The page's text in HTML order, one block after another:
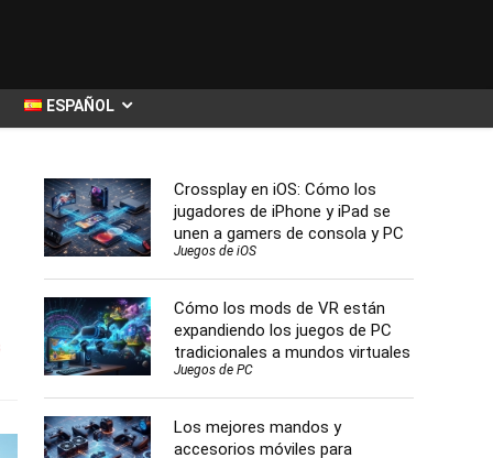
ESPAÑOL
Crossplay en iOS: Cómo los
jugadores de iPhone y iPad se
unen a gamers de consola y PC
Juegos de iOS
Cómo los mods de VR están
expandiendo los juegos de PC
tradicionales a mundos virtuales
Juegos de PC
Los mejores mandos y
accesorios móviles para